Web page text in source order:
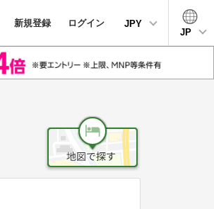
新規登録 ログイン
JPY
JP